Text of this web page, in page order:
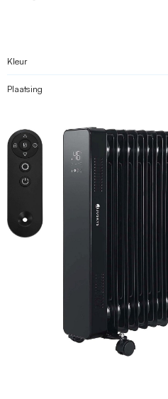
Kleur
Plaatsing